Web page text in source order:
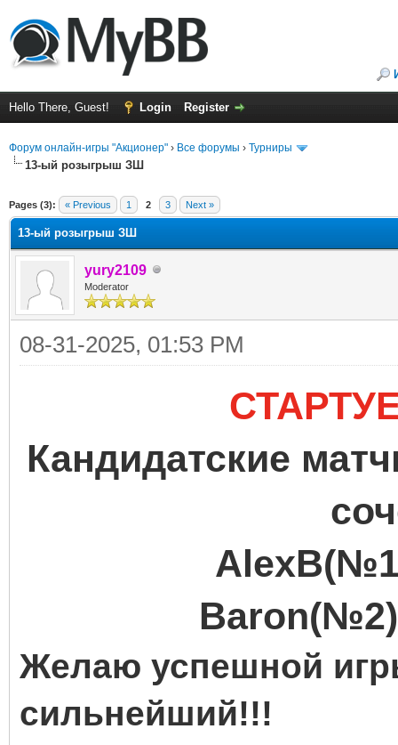
Hello There, Guest! Login Register
Форум онлайн-игры "Акционер" › Все форумы › Турниры
13-ый розыгрыш ЗШ
Pages (3): « Previous 1 2 3 Next »
13-ый розыгрыш ЗШ
yury2109
Moderator
08-31-2025, 01:53 PM
Кандидатские
Желаю успешной
сильнейший!!!